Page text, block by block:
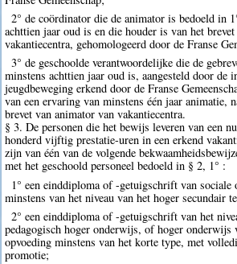
2° de coördinator die de animator is bedoeld in
achttien jaar oud is en die houder is van het
vakantiecentra, gehomologeerd door de Franse
3° de geschoolde verantwoordelijke die de
minstens achttien jaar oud is, aangesteld door de
jeugdbeweging erkend door de Franse
van een ervaring van minstens één jaar animatie,
brevet van animator van vakantiecentra.
§ 3. De personen die het bewijs leveren van een
honderd vijftig prestatie-uren in een erkend
zijn van één van de volgende
met het geschoold personeel bedoeld in § 2, 1° :
1° een einddiploma of -getuigschrift van sociale
minstens van het niveau van het hoger secundair
2° een einddiploma of -getuigschrift van het
pedagogisch hoger onderwijs, of hoger
opvoeding minstens van het korte type, met
promotie;